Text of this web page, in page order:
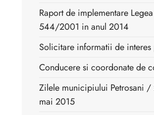
Raport de implementare Legea
544/2001 in anul 2014
Solicitare informatii de
Conducere si coordonate de
Zilele municipiului Petrosani /
mai 2015